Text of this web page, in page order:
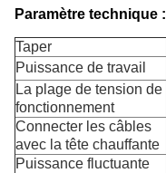
Paramètre technique :
Taper
Puissance de travail
La plage de tension de
fonctionnement
Connecter les câbles
avec la tête chauffante
Puissance fluctuante